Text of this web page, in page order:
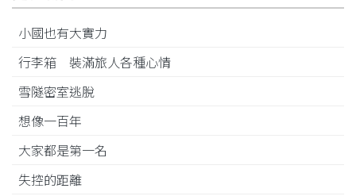
小國也有大實力
行李箱 裝滿旅人各種心情
雪隧密室逃脫
想像一百年
大家都是第一名
失控的距離